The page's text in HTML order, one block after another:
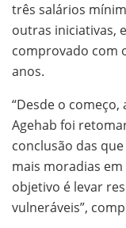
três salários
outras iniciativas,
comprovado com
anos.
“Desde o
Agehab foi
conclusão das
mais moradias
objetivo é levar
vulneráveis”,